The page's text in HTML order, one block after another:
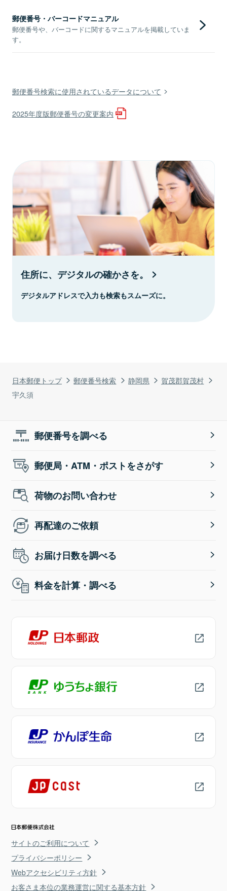
日本郵便トップ 郵便番号検索 静岡県
賀茂郡賀茂村
宇久須
郵便番号・バーコードマニュアル
郵便番号や、バーコードに関するマニュアルを掲載していま
す。
郵便番号検索に使用されているデータについて
2025年度版郵便番号の変更案内
住所に、デジタルの確かさを。
デジタルアドレスで入力も検索もスムーズに。
郵便番号を調べる
郵便局・ATM・ポストをさがす
荷物のお問い合わせ
再配達のご依頼
お届け日数を調べる
料金を計算・調べる
サイトのご利用について
プライバシーポリシー
Webアクセシビリティ方針
お客さま本位の業務運営に関する基本方針